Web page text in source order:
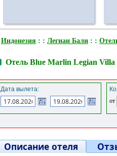
Индонезия : : Легиан Бали : :
Отель Blue Marlin Legian
Дата вылета:
от
Описание отеля